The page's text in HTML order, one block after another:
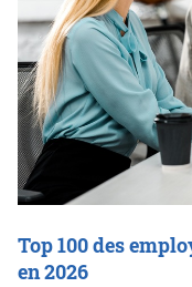
Top 100 des
en 2026